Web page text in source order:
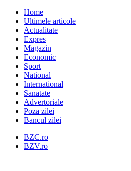
Home
Ultimele articole
Actualitate
Expres
Magazin
Economic
Sport
National
International
Sanatate
Advertoriale
Poza zilei
Bancul zilei
BZC.ro
BZV.ro